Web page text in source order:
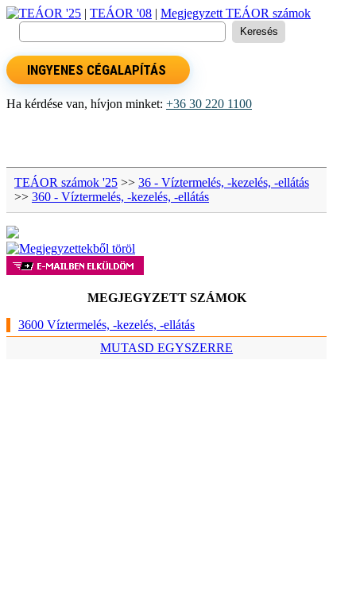
TEÁOR '25 | TEÁOR '08 | Megjegyzett TEÁOR számok
INGYENES CÉGALAPÍTÁS
Ha kérdése van, hívjon minket: +36 30 220 1100
TEÁOR számok '25 >> 36 - Víztermelés, -kezelés, -ellátás
>> 360 - Víztermelés, -kezelés, -ellátás
MEGJEGYZETT SZÁMOK
3600 Víztermelés, -kezelés, -ellátás
MUTASD EGYSZERRE